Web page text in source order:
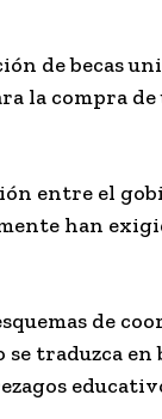
de becas
la compra
entre el
han
de
traduzca en